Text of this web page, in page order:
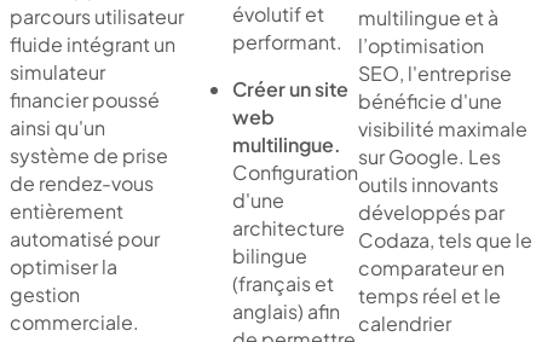
parcours utilisateur
fluide intégrant un
simulateur
financier poussé
ainsi qu'un
système de prise
de rendez-vous
entièrement
automatisé pour
optimiser la
gestion
commerciale.
évolutif et
performant.
Créer un site
web
multilingue.
Configuration
d'une
architecture
bilingue
(français et
anglais) afin
multilingue et à
l’optimisation
SEO, l'entreprise
bénéficie d'une
visibilité maximale
sur Google. Les
outils innovants
développés par
Codaza, tels que le
comparateur en
temps réel et le
calendrier